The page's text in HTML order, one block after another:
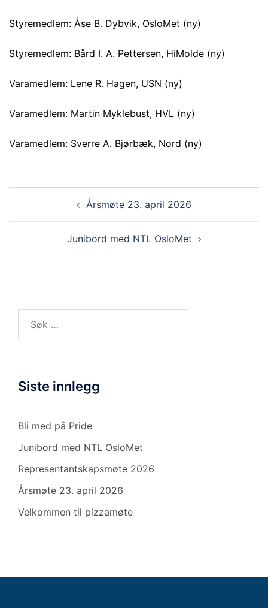
Styremedlem: Åse B. Dybvik, OsloMet (ny)
Styremedlem: Bård I. A. Pettersen, HiMolde (ny)
Varamedlem: Lene R. Hagen, USN (ny)
Varamedlem: Martin Myklebust, HVL (ny)
Varamedlem: Sverre A. Bjørbæk, Nord (ny)
Innleggsnavigasjon
Årsmøte 23. april 2026
Junibord med NTL OsloMet
Siste innlegg
Bli med på Pride
Junibord med NTL OsloMet
Representantskapsmøte 2026
Årsmøte 23. april 2026
Velkommen til pizzamøte